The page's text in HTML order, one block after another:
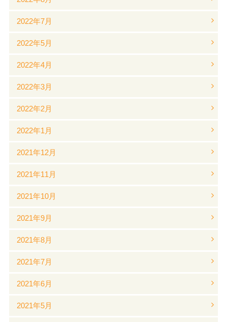
2022年7月
2022年5月
2022年4月
2022年3月
2022年2月
2022年1月
2021年12月
2021年11月
2021年10月
2021年9月
2021年8月
2021年7月
2021年6月
2021年5月